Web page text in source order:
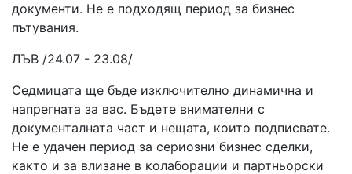
документи. Не е подходящ период за бизнес
пътувания.
ЛЪВ /24.07 - 23.08/
Седмицата ще бъде изключително динамична и
напрегната за вас. Бъдете внимателни с
документалната част и нещата, които подписвате.
Не е удачен период за сериозни бизнес сделки,
както и за влизане в колаборации и партньорски